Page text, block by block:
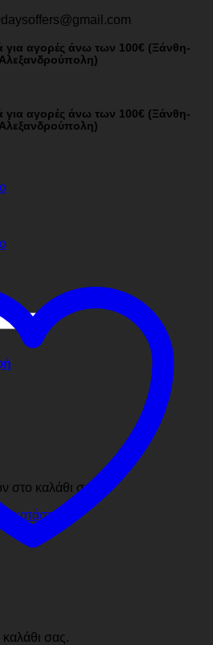
για αγορές άνω των 100€ (Ξάνθη-
για αγορές άνω των 100€ (Ξάνθη-
στο καλάθι σας.
κατάστημα
σας.